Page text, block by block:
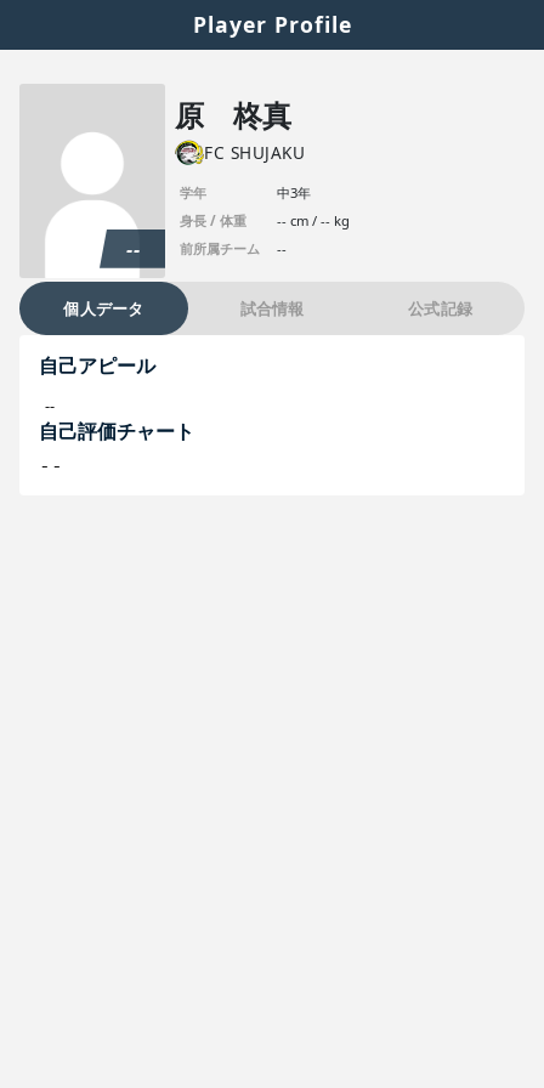
Player Profile
--
原 柊真
FC SHUJAKU
学年
中3年
身長 / 体重
-- cm / -- kg
前所属チーム
--
個人データ 試合情報 公式記録
自己アピール
--
自己評価チャート
--